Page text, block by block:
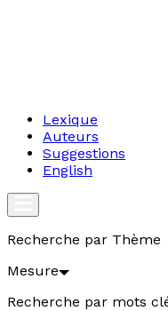
Lexique
Auteurs
Suggestions
English
Recherche par Thème
Mesure
Recherche par mots